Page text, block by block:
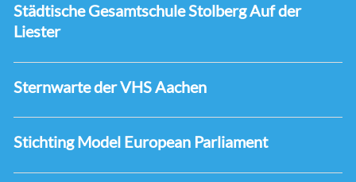
Städtische Gesamtschule Stolberg Auf der
Liester
Sternwarte der VHS Aachen
Stichting Model European Parliament